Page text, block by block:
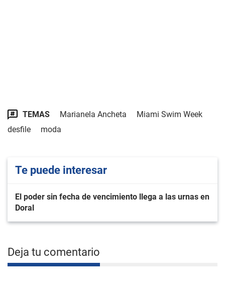
TEMAS Marianela Ancheta
Miami Swim Week
desfile
moda
Te puede interesar
El poder sin fecha de vencimiento llega a las urnas en
Doral
Deja tu comentario